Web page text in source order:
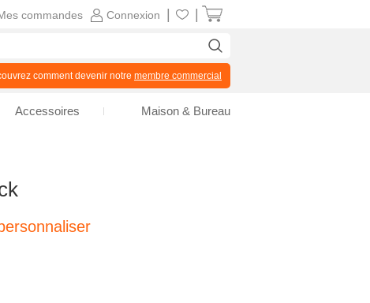
Connexion
commandes
comment devenir notre membre commercial
Accessoires Maison & Bureau